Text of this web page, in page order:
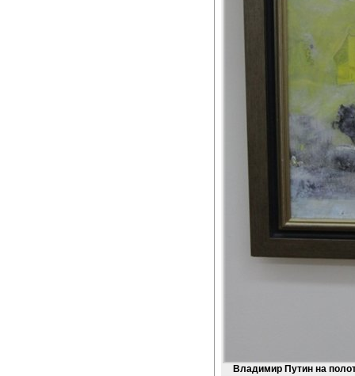
Владимир Путин на